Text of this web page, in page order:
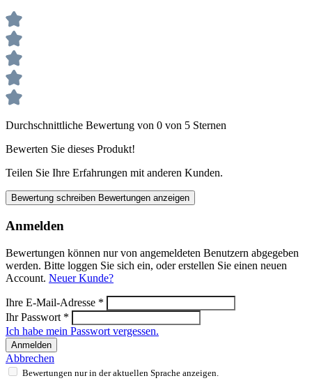
Durchschnittliche Bewertung von 0 von 5 Sternen
Bewerten Sie dieses Produkt!
Teilen Sie Ihre Erfahrungen mit anderen Kunden.
Bewertung schreiben Bewertungen anzeigen
Anmelden
Bewertungen können nur von angemeldeten Benutzern abgegeben
werden. Bitte loggen Sie sich ein, oder erstellen Sie einen neuen
Account. Neuer Kunde?
Ihre E-Mail-Adresse *
Ihr Passwort *
Ich habe mein Passwort vergessen.
Anmelden
Abbrechen
Bewertungen nur in der aktuellen Sprache anzeigen.